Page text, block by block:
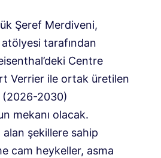
Şeref Merdiveni,
tarafından
Centre
Verrier ile ortak üretilen
(2026-2030)
mekanı olacak.
şekillere sahip
cam heykeller, asma